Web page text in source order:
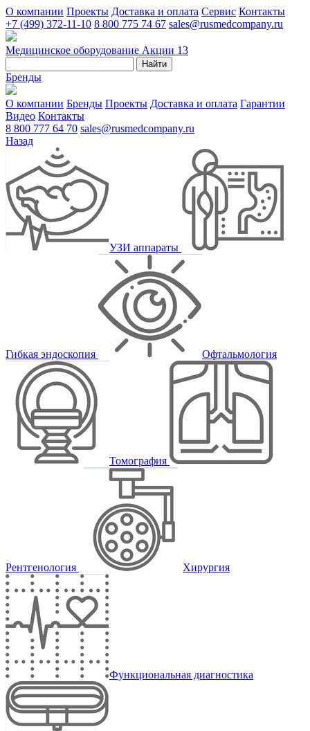
О компании Проекты Доставка и оплата Сервис Контакты
+7 (499) 372-11-10 8 800 775 74 67 sales@rusmedcompany.ru
Медицинское оборудование Акции 13
Найти
Бренды
О компании Бренды Проекты Доставка и оплата Гарантии
Видео Контакты
8 800 777 64 70 sales@rusmedcompany.ru
Назад
УЗИ аппараты
Гибкая эндоскопия Офтальмология
Томография
Рентгенология Хирургия
Функциональная диагностика